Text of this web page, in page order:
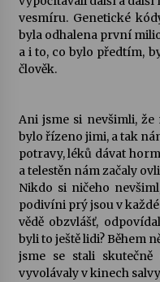
vesmíru. Genetické
byla odhalena první
a i to, co bylo předtím,
člověk.
Ani jsme si nevšimli, že
bylo řízeno jimi, a tak
potravy, léků dávat
a telestěn nám začaly
Nikdo si ničeho
podivíni prý jsou v
vědě obzvlášť,
byli to ještě lidi? Během
jsme se stali
vyvolávaly v kinech